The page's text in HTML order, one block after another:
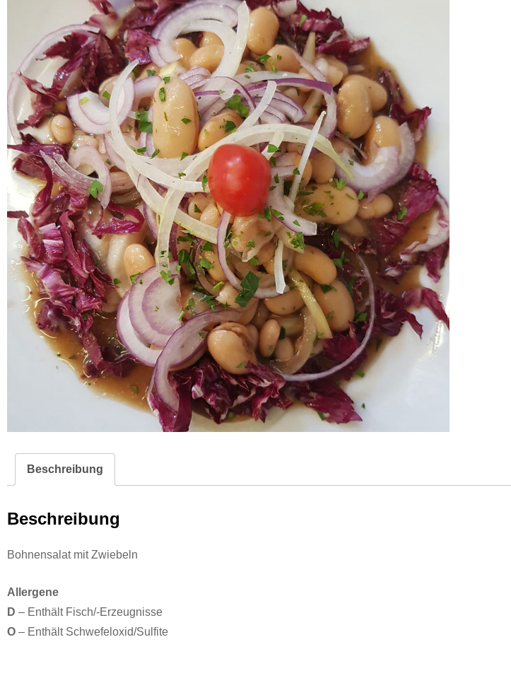
Beschreibung
Beschreibung
Bohnensalat mit Zwiebeln
Allergene
D – Enthält Fisch/-Erzeugnisse
O – Enthält Schwefeloxid/Sulfite